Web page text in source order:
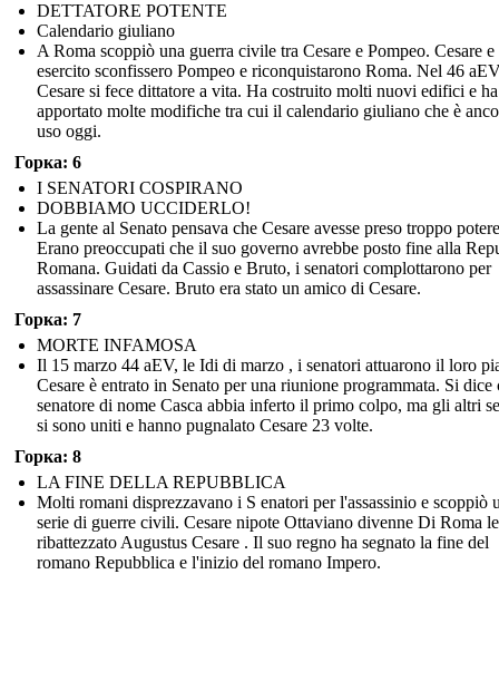
DETTATORE POTENTE
Calendario giuliano
A Roma scoppiò una guerra civile tra Cesare e Pompeo. Cesare
esercito sconfissero Pompeo e riconquistarono Roma. Nel 46
Cesare si fece dittatore a vita. Ha costruito molti nuovi edifici e ha
apportato molte modifiche tra cui il calendario giuliano che è
uso oggi.
Горка: 6
I SENATORI COSPIRANO
DOBBIAMO UCCIDERLO!
La gente al Senato pensava che Cesare avesse preso troppo
Erano preoccupati che il suo governo avrebbe posto fine alla
Romana. Guidati da Cassio e Bruto, i senatori complottarono per
assassinare Cesare. Bruto era stato un amico di Cesare.
Горка: 7
MORTE INFAMOSA
Il 15 marzo 44 aEV, le Idi di marzo , i senatori attuarono il loro
Cesare è entrato in Senato per una riunione programmata. Si dice
senatore di nome Casca abbia inferto il primo colpo, ma gli altri
si sono uniti e hanno pugnalato Cesare 23 volte.
Горка: 8
LA FINE DELLA REPUBBLICA
Molti romani disprezzavano i S enatori per l'assassinio e scoppiò
serie di guerre civili. Cesare nipote Ottaviano divenne Di Roma
ribattezzato Augustus Cesare . Il suo regno ha segnato la fine del
romano Repubblica e l'inizio del romano Impero.